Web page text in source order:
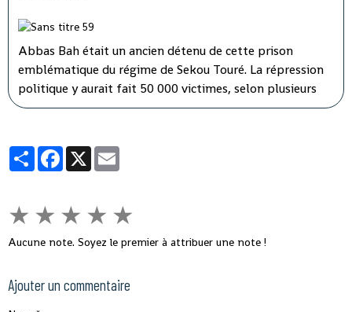
Abbas Bah était un ancien détenu de cette prison
emblématique du régime de Sekou Touré. La répression
politique y aurait fait 50 000 victimes, selon plusieurs
ONG dont Amnesty International. Abbas Bah y avait été
et 1978.
PartagerFacebook
X
★ ★ ★ ★ ★
Aucune note. Soyez le premier à attribuer une note !
Ajouter un commentaire